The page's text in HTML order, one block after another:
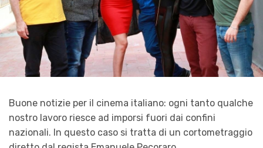
Buone notizie per il cinema italiano: ogni tanto qualche
nostro lavoro riesce ad imporsi fuori dai confini
nazionali. In questo caso si tratta di un cortometraggio